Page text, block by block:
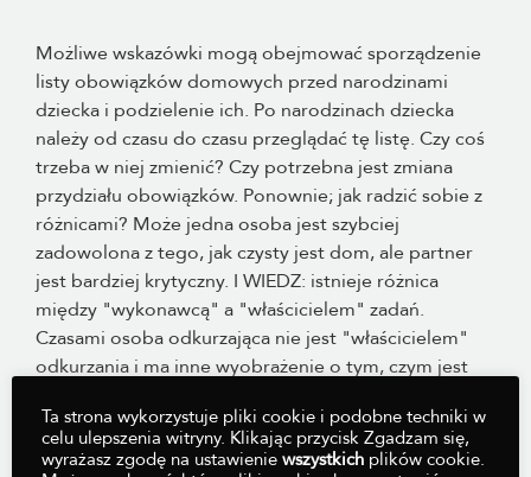
Możliwe wskazówki mogą obejmować sporządzenie
listy obowiązków domowych przed narodzinami
dziecka i podzielenie ich. Po narodzinach dziecka
należy od czasu do czasu przeglądać tę listę. Czy coś
trzeba w niej zmienić? Czy potrzebna jest zmiana
przydziału obowiązków. Ponownie; jak radzić sobie z
różnicami? Może jedna osoba jest szybciej
zadowolona z tego, jak czysty jest dom, ale partner
jest bardziej krytyczny. I WIEDZ: istnieje różnica
między "wykonawcą" a "właścicielem" zadań.
Czasami osoba odkurzająca nie jest "właścicielem"
odkurzania i ma inne wyobrażenie o tym, czym jest
że odkurzanie jest potrzebne. Kto może być bardziej
skłonny dostrzec, że jest ono potrzebne. Wykonawca
Ta strona wykorzystuje pliki cookie i podobne techniki w
celu ulepszenia witryny. Klikając przycisk Zgadzam się,
wyrażasz zgodę na ustawienie wszystkich plików cookie.